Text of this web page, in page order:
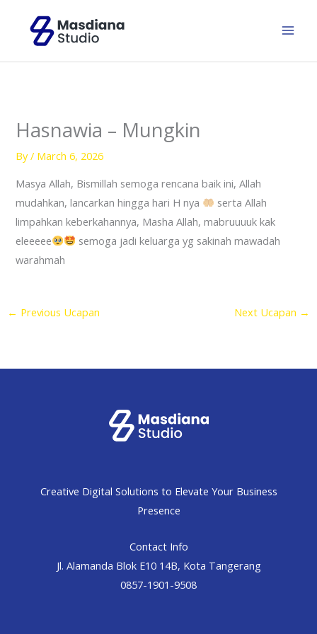
content
Hasnawia – Mungkin
By/ March 6, 2026
Masya Allah, Bismillah semoga rencana baik ini, Allah
mudahkan, lancarkan hingga hari H nya
serta Allah
limpahkan keberkahannya, Masha Allah, mabruuuuk kak
eleeeee
semoga jadi keluarga yg sakinah mawadah
warahmah
← Previous Ucapan Next Ucapan →
Creative Digital Solutions to Elevate Your Business
Presence
Contact Info
Jl. Alamanda Blok E10 14B, Kota Tangerang
0857-1901-9508